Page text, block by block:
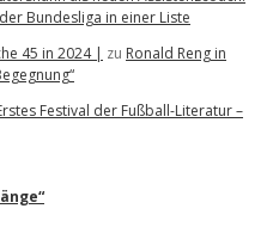
Bundesliga in einer Liste
45 in 2024 | zu Ronald Reng in
Festival der Fußball-Literatur –